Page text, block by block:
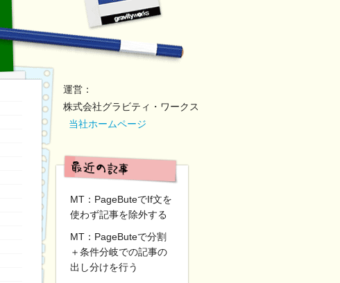
運営：
株式会社グラビティ・ワークス
当社ホームページ
MT：PageButeでIf文を
使わず記事を除外する
MT：PageButeで分割
＋条件分岐での記事の
出し分けを行う